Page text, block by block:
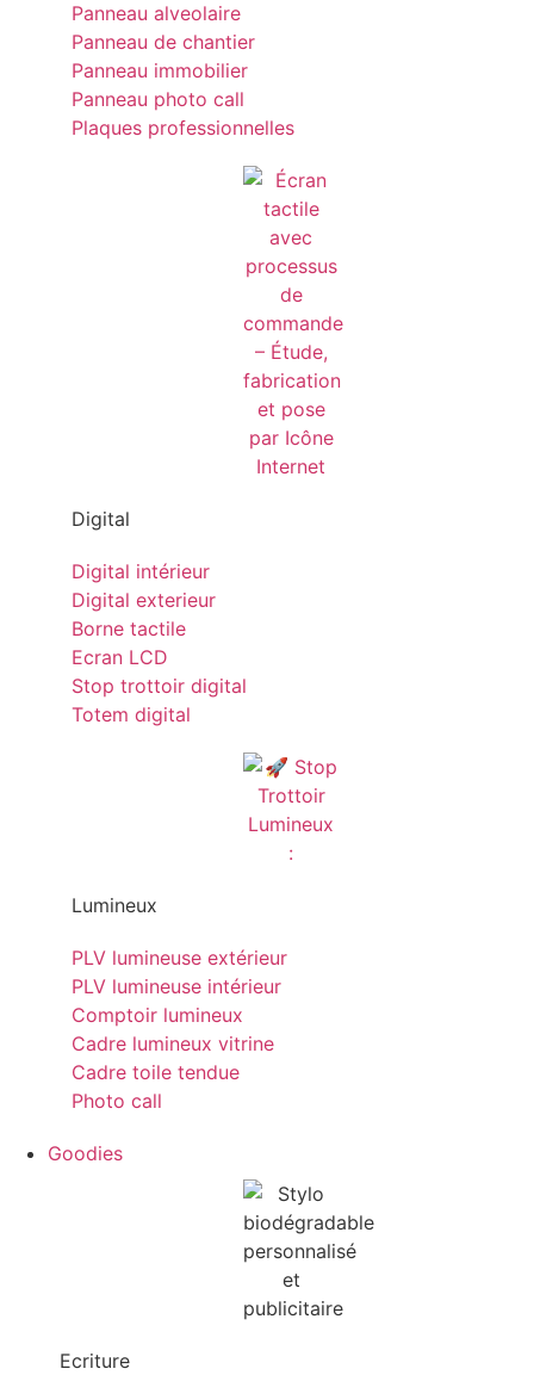
Panneau alveolaire
Panneau de chantier
Panneau immobilier
Panneau photo call
Plaques professionnelles
Digital
Digital intérieur
Digital exterieur
Borne tactile
Ecran LCD
Stop trottoir digital
Totem digital
Lumineux
PLV lumineuse extérieur
PLV lumineuse intérieur
Comptoir lumineux
Cadre lumineux vitrine
Cadre toile tendue
Photo call
Goodies
Ecriture